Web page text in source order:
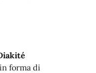
forma di